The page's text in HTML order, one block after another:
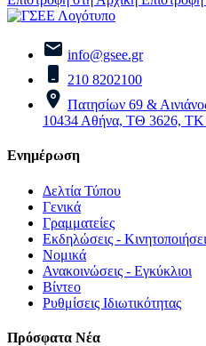
info@gsee.gr
210 8202100
Πατησίων 69 &
10434 Αθήνα, ΤΘ 3626, ΤΚ
Ενημέρωση
Δελτία Τύπου
Γενικά
Γραμματείες
Εκδηλώσεις -
Νομικά
Ανακοινώσεις - Εγκύκλιοι
Βίντεο
Ρυθμίσεις Ιδιωτικότητας
Πρόσφατα Νέα